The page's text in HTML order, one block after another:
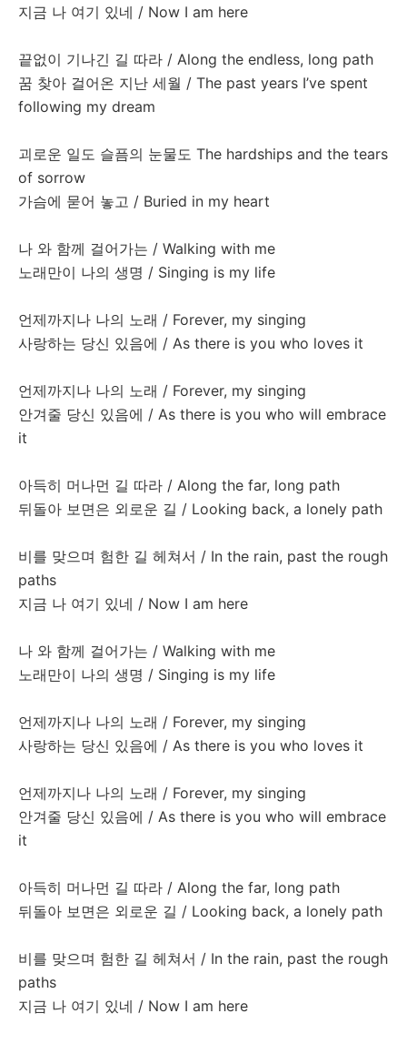
지금 나 여기 있네 / Now I am here
끝없이 기나긴 길 따라 / Along the endless, long path
꿈 찾아 걸어온 지난 세월 / The past years I’ve spent
following my dream
괴로운 일도 슬픔의 눈물도 The hardships and the tears
of sorrow
가슴에 묻어 놓고 / Buried in my heart
나 와 함께 걸어가는 / Walking with me
노래만이 나의 생명 / Singing is my life
언제까지나 나의 노래 / Forever, my singing
사랑하는 당신 있음에 / As there is you who loves it
언제까지나 나의 노래 / Forever, my singing
안겨줄 당신 있음에 / As there is you who will embrace
it
아득히 머나먼 길 따라 / Along the far, long path
뒤돌아 보면은 외로운 길 / Looking back, a lonely path
비를 맞으며 험한 길 헤쳐서 / In the rain, past the rough
paths
지금 나 여기 있네 / Now I am here
나 와 함께 걸어가는 / Walking with me
노래만이 나의 생명 / Singing is my life
언제까지나 나의 노래 / Forever, my singing
사랑하는 당신 있음에 / As there is you who loves it
언제까지나 나의 노래 / Forever, my singing
안겨줄 당신 있음에 / As there is you who will embrace
it
아득히 머나먼 길 따라 / Along the far, long path
뒤돌아 보면은 외로운 길 / Looking back, a lonely path
비를 맞으며 험한 길 헤쳐서 / In the rain, past the rough
paths
지금 나 여기 있네 / Now I am here